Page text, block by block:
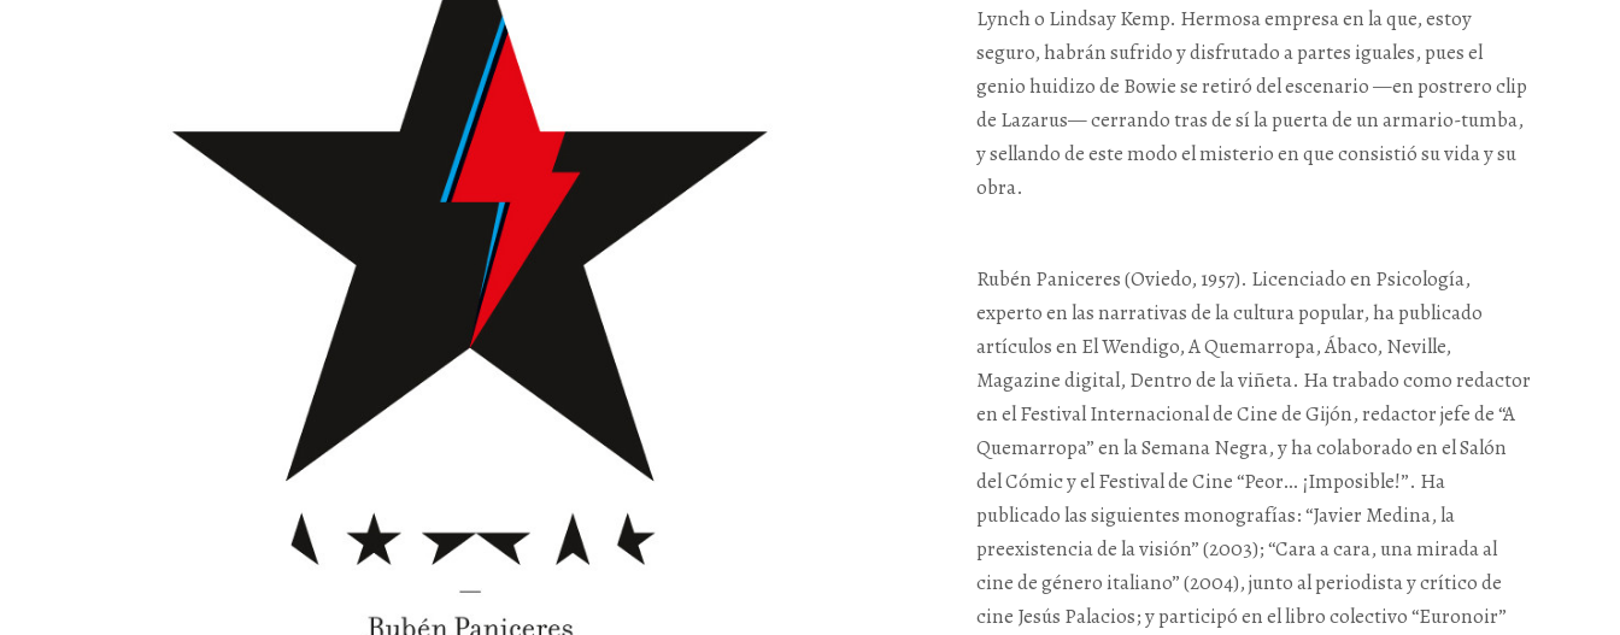
Lynch o Lindsay Kemp. Hermosa empresa en la que, estoy
seguro, habrán sufrido y disfrutado a partes iguales, pues el
genio huidizo de Bowie se retiró del escenario —en postrero clip
de Lazarus— cerrando tras de sí la puerta de un armario-tumba,
y sellando de este modo el misterio en que consistió su vida y su
obra.
Rubén Paniceres (Oviedo, 1957). Licenciado en Psicología,
experto en las narrativas de la cultura popular, ha publicado
artículos en El Wendigo, A Quemarropa, Ábaco, Neville,
Magazine digital, Dentro de la viñeta. Ha trabado como redactor
en el Festival Internacional de Cine de Gijón, redactor jefe de “A
Quemarropa” en la Semana Negra, y ha colaborado en el Salón
del Cómic y el Festival de Cine “Peor… ¡Imposible!”. Ha
publicado las siguientes monografías: “Javier Medina, la
preexistencia de la visión” (2003); “Cara a cara, una mirada al
cine de género italiano” (2004), junto al periodista y crítico de
cine Jesús Palacios; y participó en el libro colectivo “Euronoir”